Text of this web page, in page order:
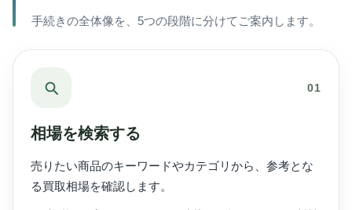
手続きの全体像を、5つの段階に分けてご案内します。
01
相場を検索する
売りたい商品のキーワードやカテゴリから、参考とな
る買取相場を確認します。